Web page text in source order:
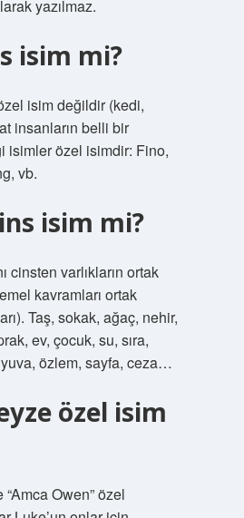
yazılmaz.
isim mi?
isim değildir (kedi,
insanların belli bir
isimler özel isimdir: Fino,
vb.
isim mi?
cinsten varlıkların ortak
kavramları ortak
Taş, sokak, ağaç, nehir,
ev, çocuk, su, sıra,
özlem, sayfa, ceza…
özel isim
“Amca Owen” özel